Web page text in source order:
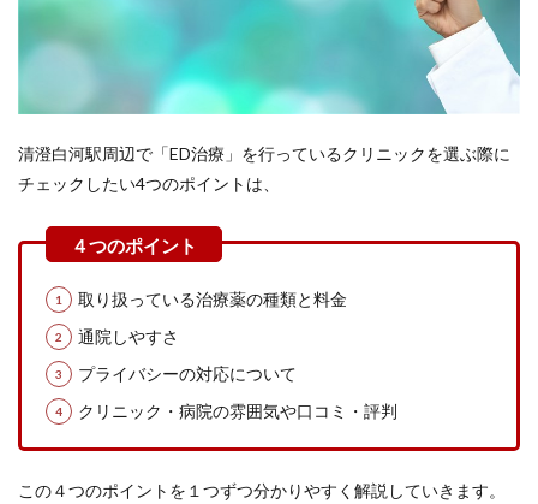
清澄白河駅周辺で「ED治療」を行っているクリニックを選ぶ際に
チェックしたい4つのポイントは、
取り扱っている治療薬の種類と料金
通院しやすさ
プライバシーの対応について
クリニック・病院の雰囲気や口コミ・評判
この４つのポイントを１つずつ分かりやすく解説していきます。